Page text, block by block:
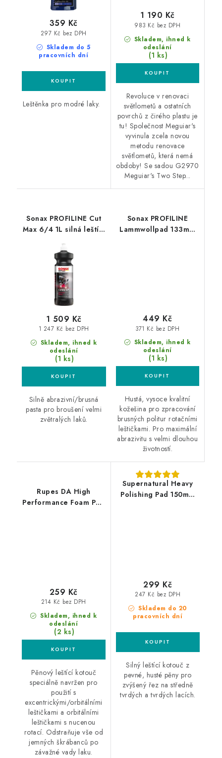
Skladem do 5
pracovních dní
297 Kč bez DPH
359 Kč
Leštěnka pro modré laky.
Skladem, ihned k
odeslání
(1 ks)
983 Kč bez DPH
1 190 Kč
Revoluce v renovaci
světlometů a ostatních
povrchů z čirého plastu je
tu! Společnost Meguiar's
vyvinula zcela novou
metodu renovace
světlometů, která nemá
obdoby! Se sadou G2970
Meguiar's Two Step...
Sonax PROFILINE Cut
Max 6/4 1L silná leštící
Skladem, ihned k
odeslání
(1 ks)
1 247 Kč bez DPH
1 509 Kč
Silně abrazivní/brusná
pasta pro broušení velmi
zvětralých laků.
Sonax PROFILINE
Lammwollpad 133mm
Skladem, ihned k
odeslání
(1 ks)
371 Kč bez DPH
449 Kč
Hustá, vysoce kvalitní
kožešina pro zpracování
brusných politur rotačními
leštičkami. Pro maximální
abrazivitu s velmi dlouhou
životností.
Rupes DA High
Performance Foam Pad
Skladem, ihned k
odeslání
(2 ks)
214 Kč bez DPH
259 Kč
Pěnový leštící kotouč
speciálně navržen pro
použití s
excentrickými/orbitálními
leštičkami a orbitálními
leštičkami s nucenou
rotací. Odstraňuje vše od
jemných škrábanců po
závažné vady laku.
Supernatural Heavy
Polishing Pad 150mm
Skladem do 20
pracovních dní
247 Kč bez DPH
299 Kč
Silný leštící kotouč z
pevné, husté pěny pro
zvýšený řez na středně
tvrdých a tvrdých lacích.